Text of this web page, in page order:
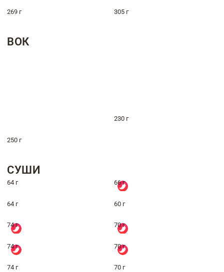
269 г 305 г
ВОК
230 г
250 г
СУШИ
64 г 66 г
64 г 60 г
74 г 70 г
74 г 70 г
74 г 70 г